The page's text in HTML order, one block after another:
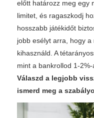
előtt határozz meg egy
limitet, és ragaszkodj
hosszabb játékidőt
jobb esélyt arra, hogy
kihasználd. A
mint a bankrollod 1-
Válaszd a legjobb
ismerd meg a